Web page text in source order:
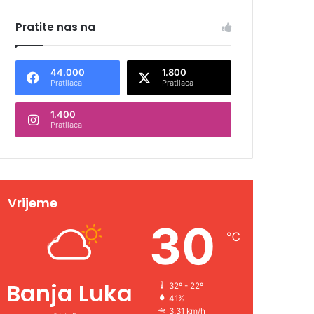
Pratite nas na
44.000
Pratilaca
1.800
Pratilaca
1.400
Pratilaca
Vrijeme
Banja Luka
30 ℃
32º - 22º
41%
3.31 km/h